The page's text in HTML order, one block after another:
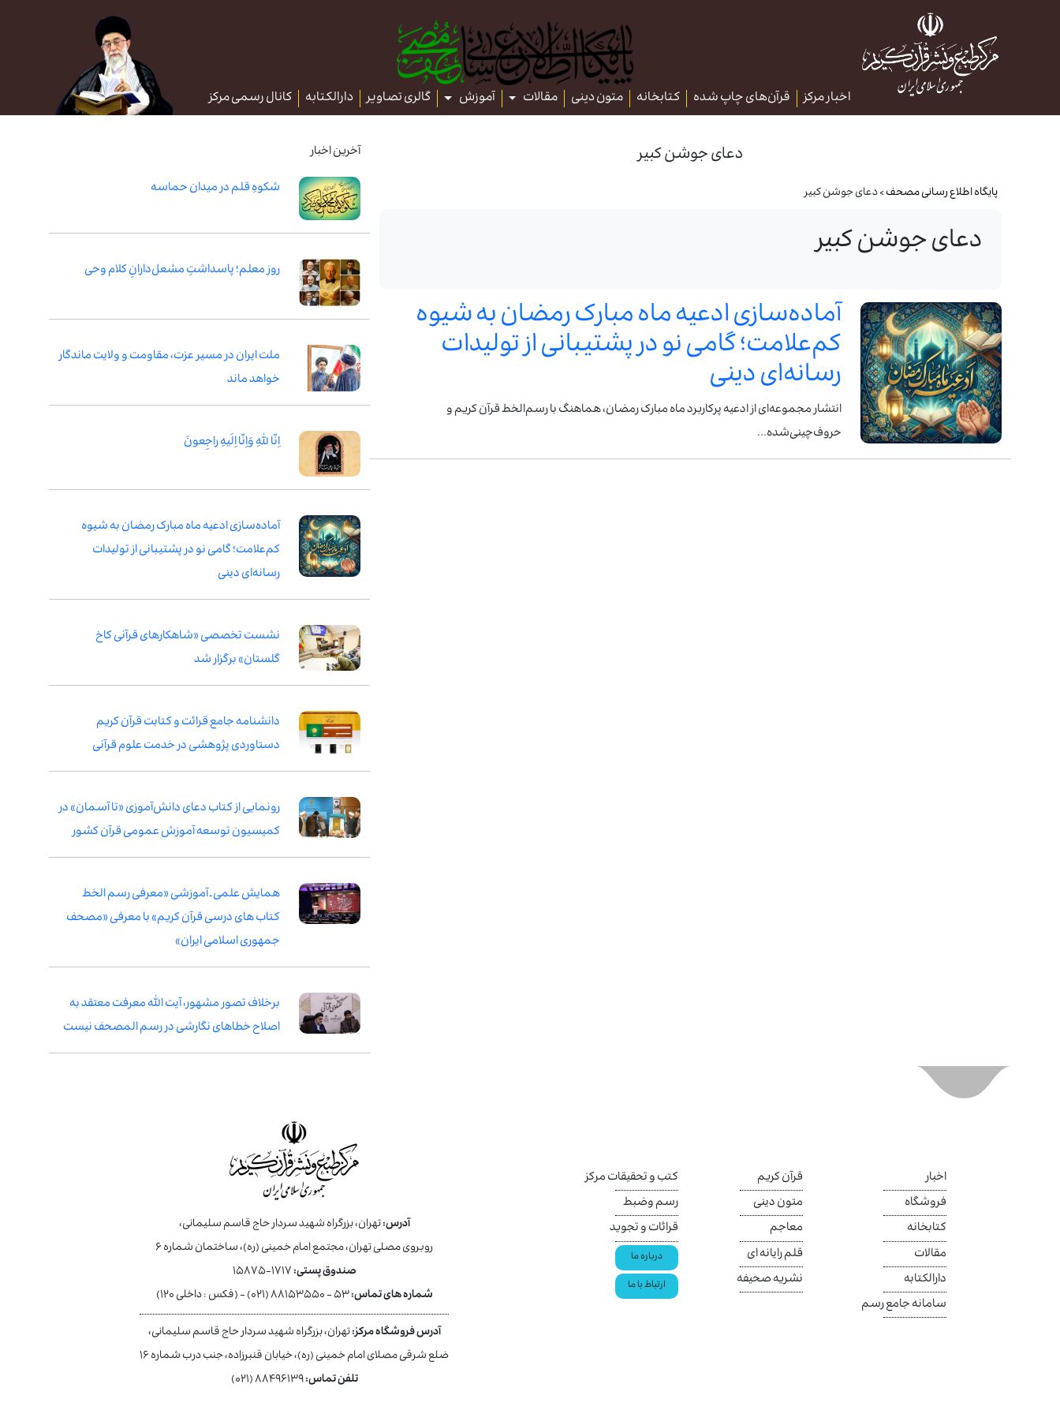
اخبار مرکز قرآن‌های چاپ شده کتابخانه متون دینی مقالات آموزش گالری تصاویر دارالکتابه کانال رسمی مرکز
دعای جوشن کبیر
پایگاه اطلاع رسانی مصحف> دعای جوشن کبیر
دعای جوشن کبیر
آماده‌سازی ادعیه ماه مبارک رمضان به شیوه
کم‌علامت؛ گامی نو در پشتیبانی از تولیدات
رسانه‌ای دینی
انتشار مجموعه‌ای از ادعیه پرکاربرد ماه مبارک رمضان، هماهنگ با رسم‌الخط قرآن کریم و
حروف‌چینی‌شده...
آخرین اخبار
شکوهِ قلم در میدان حماسه
روز معلم؛ پاسداشتِ مشعل‌دارانِ کلام وحی
ملت ایران در مسیر عزت، مقاومت و ولایت ماندگار
خواهد ماند
اِنّا لِلّٰهِ وَاِنّا اِلَیهِ راجِعونَ
آماده‌سازی ادعیه ماه مبارک رمضان به شیوه
کم‌علامت؛ گامی نو در پشتیبانی از تولیدات
رسانه‌ای دینی
نشست تخصصی «شاهکارهای قرآنی کاخ
گلستان» برگزار شد
دانشنامه جامع قرائت و کتابت قرآن کریم
دستاوردی پژوهشی در خدمت علوم قرآنی
رونمایی از کتاب دعای دانش‌آموزی «تا آسمان» در
کمیسیون توسعه آموزش عمومی قرآن کشور
همایش علمی ـ آموزشی «معرفی رسم الخط
کتاب های درسی قرآن کریم» با معرفی «مصحف
جمهوری اسلامی ایران»
برخلاف تصور مشهور، آیت الله معرفت معتقد به
اصلاح خطاهای نگارشی در رسم المصحف نیست
اخبار
فروشگاه
کتابخانه
مقالات
دارالکتابه
سامانه جامع رسم
قرآن کریم
متون دینی
معاجم
قلم رایانه ای
نشریه صحیفه
کتب و تحقیقات مرکز
رسم وضبط
قرائات و تجوید
درباره ما
ارتباط با ما
آدرس:تهران، بزرگراه شهید سردار حاج قاسم سلیمانی،
روبروی مصلی تهران، مجتمع امام خمینی (ره)، ساختمان شماره ۶
صندوق پستی:۱۷۱۷-۱۵۸۷۵
شماره های تماس:۵۳ - ۸۸۱۵۳۵۵۰ (۰۲۱) - (فکس : داخلی ۱۲۰)
آدرس فروشگاه مرکز:تهران، بزرگراه شهید سردار حاج قاسم سلیمانی،
ضلع شرقی مصلای امام خمینی (ره)، خیابان قنبرزاده، جنب درب شماره ۱۶
تلفن تماس:۸۸۴۹۶۱۳۹ (۰۲۱)